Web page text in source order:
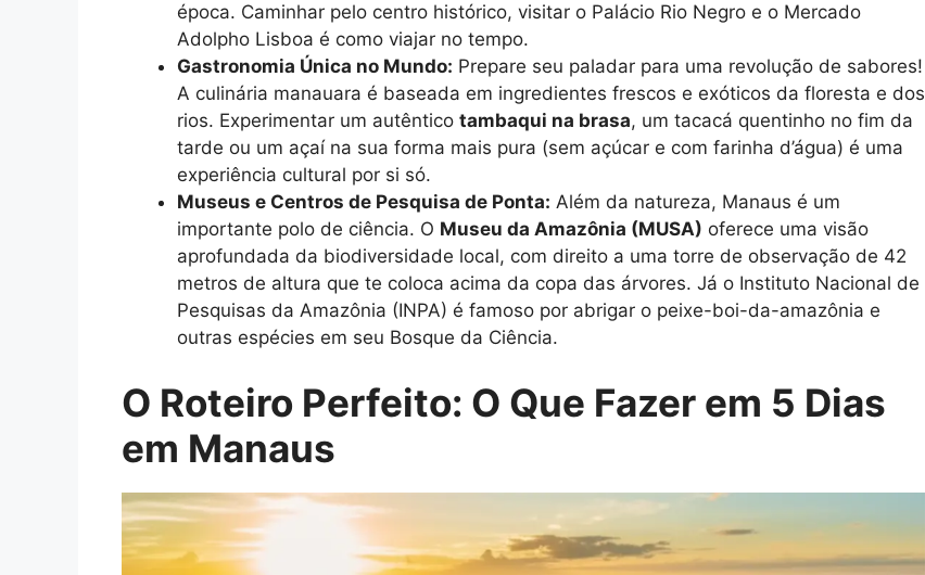
época. Caminhar pelo centro histórico, visitar o Palácio Rio Negro e o Mercado
Adolpho Lisboa é como viajar no tempo.
Gastronomia Única no Mundo: Prepare seu paladar para uma revolução de sabores!
A culinária manauara é baseada em ingredientes frescos e exóticos da floresta e dos
rios. Experimentar um autêntico tambaqui na brasa, um tacacá quentinho no fim da
tarde ou um açaí na sua forma mais pura (sem açúcar e com farinha d’água) é uma
experiência cultural por si só.
Museus e Centros de Pesquisa de Ponta: Além da natureza, Manaus é um
importante polo de ciência. O Museu da Amazônia (MUSA) oferece uma visão
aprofundada da biodiversidade local, com direito a uma torre de observação de 42
metros de altura que te coloca acima da copa das árvores. Já o Instituto Nacional de
Pesquisas da Amazônia (INPA) é famoso por abrigar o peixe-boi-da-amazônia e
outras espécies em seu Bosque da Ciência.
O Roteiro Perfeito: O Que Fazer em 5 Dias
em Manaus